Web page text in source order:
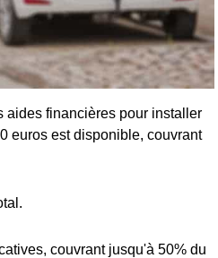
aides financières pour installer
euros est disponible, couvrant
couvrant jusqu'à 50% du